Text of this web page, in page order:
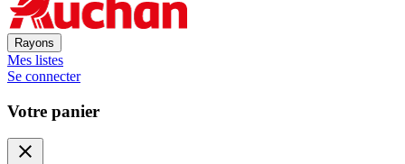
Rayons
Mes listes
Se connecter
Votre panier
close